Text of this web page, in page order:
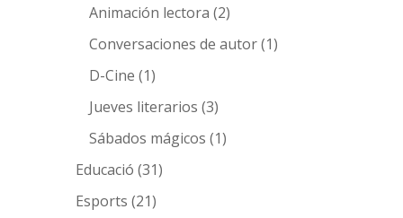
Animación lectora (2)
Conversaciones de autor(1)
D-Cine (1)
Jueves literarios (3)
Sábados mágicos (1)
Educació (31)
Esports (21)